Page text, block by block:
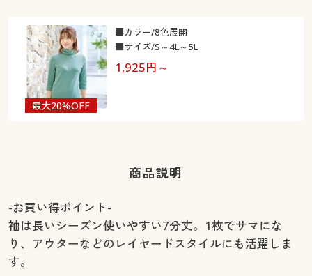
最大20%OFF
1,925円～
■カラー/8色展開
■サイズ/S～4L～5L
商品説明
-お買い得ポイント-
袖は長いシーズン使いやすい7分丈。1枚でサマにな
り、アウターなどのレイヤードスタイルにも活躍しま
す。